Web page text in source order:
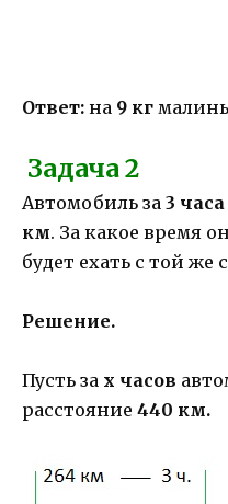
Ответ: на 9 кг
Задача 2
Автомобиль за 3 часа
км. За какое время
будет ехать с той же
Решение.
Пусть за х часов
расстояние 440 км.